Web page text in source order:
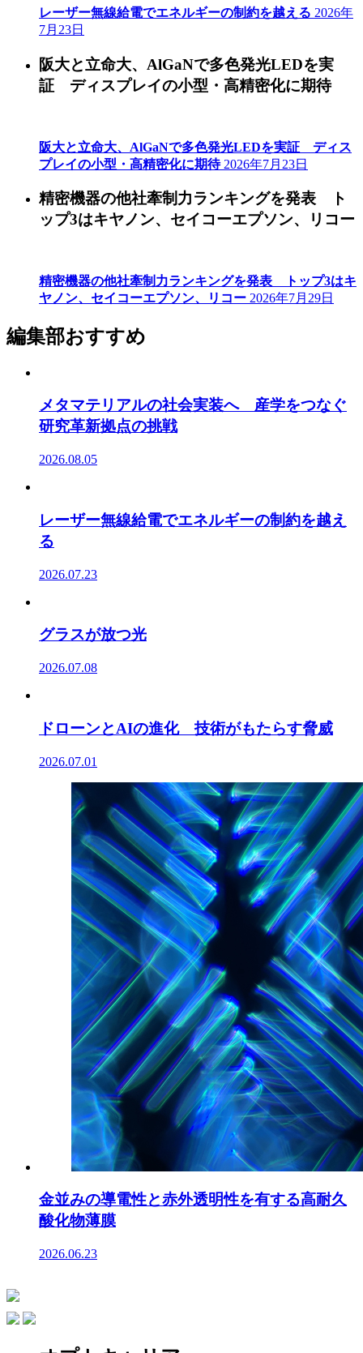
レーザー無線給電でエネルギーの制約を越える 2026年
7月23日
阪大と立命大、AlGaNで多色発光LEDを実
証 ディスプレイの小型・高精密化に期待
阪大と立命大、AlGaNで多色発光LEDを実証 ディス
プレイの小型・高精密化に期待 2026年7月23日
精密機器の他社牽制力ランキングを発表 ト
ップ3はキヤノン、セイコーエプソン、リコー
精密機器の他社牽制力ランキングを発表 トップ3はキ
ヤノン、セイコーエプソン、リコー 2026年7月29日
編集部おすすめ
メタマテリアルの社会実装へ 産学をつなぐ
研究革新拠点の挑戦
2026.08.05
レーザー無線給電でエネルギーの制約を越え
る
2026.07.23
グラスが放つ光
2026.07.08
ドローンとAIの進化 技術がもたらす脅威
2026.07.01
金並みの導電性と赤外透明性を有する高耐久
酸化物薄膜
2026.06.23